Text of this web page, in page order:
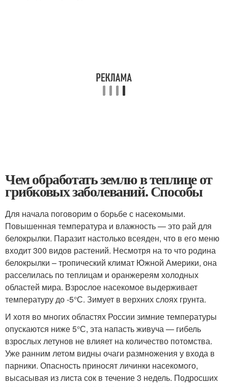
Чем обработать землю в теплице от
грибковых заболеваний. Способы
Для начала поговорим о борьбе с насекомыми.
Повышенная температура и влажность — это рай для
белокрылки. Паразит настолько всеяден, что в его меню
входит 300 видов растений. Несмотря на то что родина
белокрылки – тропический климат Южной Америки, она
расселилась по теплицам и оранжереям холодных
областей мира. Взрослое насекомое выдерживает
температуру до -5°С. Зимует в верхних слоях грунта.
И хотя во многих областях России зимние температуры
опускаются ниже 5°С, эта напасть живуча — гибель
взрослых летунов не влияет на количество потомства.
Уже ранним летом видны очаги размножения у входа в
парники. Опасность приносят личинки насекомого,
высасывая из листа сок в течение 3 недель. Подросших